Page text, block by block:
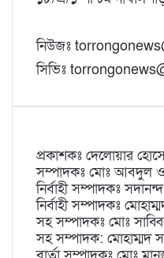
নিউজঃ
সিভিঃ
প্রকাশকঃ দেলোয়ার
সম্পাদকঃ মোঃ আবদুল
নির্বাহী সম্পাদকঃ
নির্বাহী সম্পাদকঃ
সহ সম্পাদকঃ মোঃ
সহ সম্পাদক: মোহাম্মদ